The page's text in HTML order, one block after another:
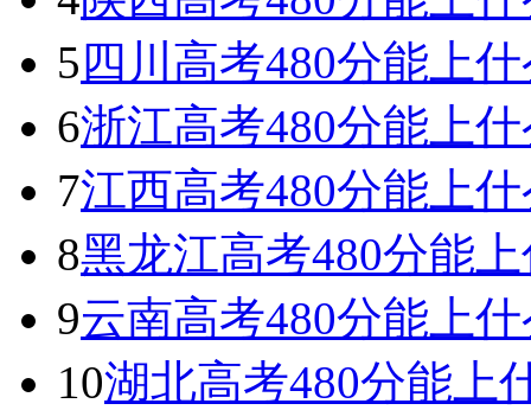
5 四川高考480分能上
6浙江高考480分能上
7江西高考480分能上
8黑龙江高考480分能
9云南高考480分能上
10湖北高考480分能上